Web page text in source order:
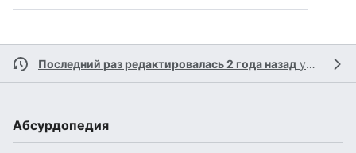
Последний раз редактировалась 2 года назад участником
Абсурдопедия